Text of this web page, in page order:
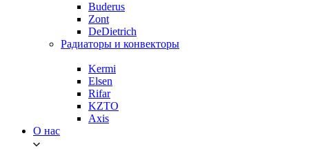
Buderus
Zont
DeDietrich
Радиаторы и конвекторы
Kermi
Elsen
Rifar
KZTO
Axis
О нас